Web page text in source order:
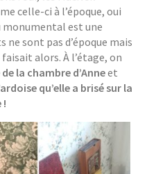
celle-ci à l’époque, oui
monumental est une
sont pas d’époque mais
alors. À l’étage, on
la chambre d’Anneet
qu’elle a brisé sur la
!